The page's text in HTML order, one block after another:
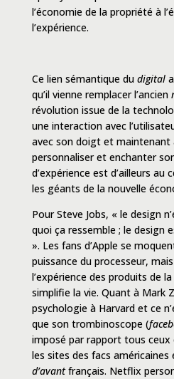
l’économie de la propriété à
l’expérience.
Ce lien sémantique du digital
qu’il vienne remplacer l’ancien
révolution issue de la
une interaction avec
avec son doigt et maintenant
personnaliser et enchanter
d’expérience est d’ailleurs
les géants de la nouvelle
Pour Steve Jobs, « le design
quoi ça ressemble ; le design
». Les fans d’Apple se
puissance du processeur,
l’expérience des produits de
simplifie la vie. Quant à Mark
psychologie à Harvard et ce
que son trombinoscope (
imposé par rapport tous
les sites des facs
d’avant français. Netflix